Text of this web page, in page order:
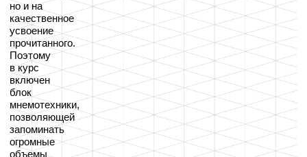
но и на
качественное
усвоение
прочитанного.
Поэтому
в курс
включен
блок
мнемотехники,
позволяющей
запоминать
огромные
объемы